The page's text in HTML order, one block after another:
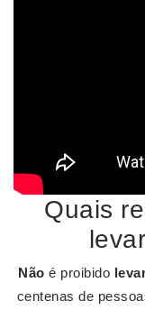
Quais
Não é proibido
centenas de